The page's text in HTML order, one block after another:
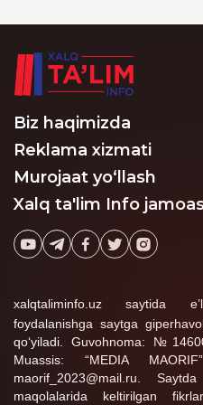
o‘quv jarayonini dual
etish tartibini tasdiqlash
to‘g‘risidagi nizom
loyihasini ishlab chiqdi.
Biz haqimizda
Reklama xizmati
Murojaat yo‘llash
Xalq ta'lim Info
xalqtaliminfo.uz saytida
foydalanishga saytga
qo‘yiladi. Guvohnoma:
Muassis: “MEDIA
maorif_2023@mail.ru.
maqolalarida keltirilgan